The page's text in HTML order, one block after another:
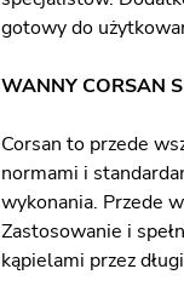
gotowy do
WANNY CORSAN
Corsan to przede
normami i
wykonania. Przede
Zastosowanie i
kąpielami przez